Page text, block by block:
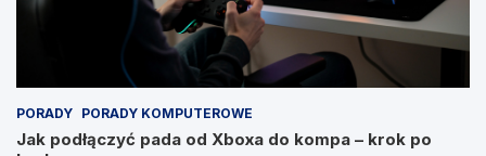
PORADY PORADY KOMPUTEROWE
Jak podłączyć pada od Xboxa do kompa – krok po